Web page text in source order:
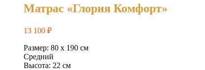
Матрас «Глория Комфорт»
13 100 ₽
Размер: 80 х 190 см
Средний
Высота: 22 см